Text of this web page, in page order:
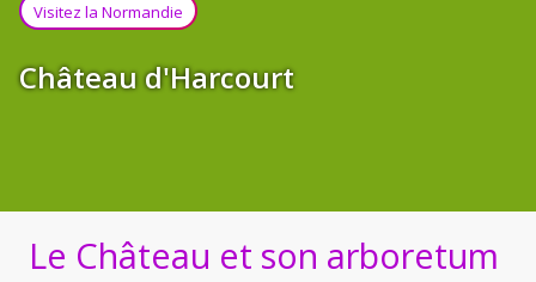
Visitez la Normandie
Château d'Harcourt
Le Château et son arboretum